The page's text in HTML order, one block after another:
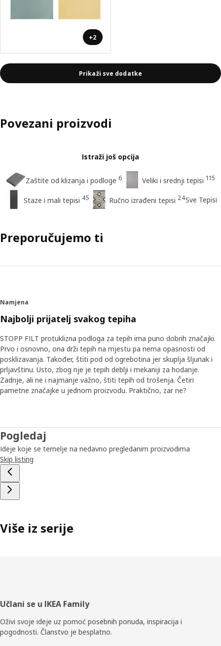
+2
Prikaži sve dodatke
Povezani proizvodi
Istraži još opcija
Zaštite od klizanja i podloge 6 Veliki i srednji tepisi 115
Staze i mali tepisi 45 Ručno izrađeni tepisi 24Sve Tepisi
Preporučujemo ti
Namjena
Najbolji prijatelj svakog tepiha
STOPP FILT protuklizna podloga za tepih ima puno dobrih značajki.
Prvo i osnovno, ona drži tepih na mjestu pa nema opasnosti od
posklizavanja. Također, štiti pod od ogrebotina jer skuplja šljunak i
prljavštinu. Usto, zbog nje je tepih deblji i mekaniji za hodanje.
Zadnje, ali ne i najmanje važno, štiti tepih od trošenja. Četiri
pametne značajke u jednom proizvodu. Praktično, zar ne?
Pogledaj
Ideje koje se temelje na nedavno pregledanim proizvodima
Skip listing
Više iz serije
Podnožje
Učlani se u IKEA Family
Oživi svoje ideje uz pomoć posebnih ponuda, inspiracija i
pogodnosti. Članstvo je besplatno.